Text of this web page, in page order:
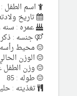
اسم الطفل
تاريخ ولادته : 2/2/
عمره :
جنسه : ذكر
محيط رأسه
الوزن الحالي :
وزن الطفل
طوله : 85
تغذيته :